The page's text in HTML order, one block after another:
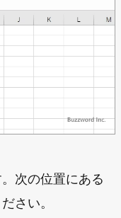
次の位置にある
さい。